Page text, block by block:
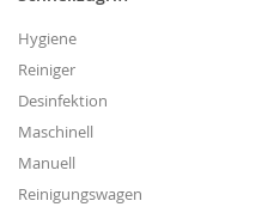
Hygiene
Reiniger
Desinfektion
Maschinell
Manuell
Reinigungswagen